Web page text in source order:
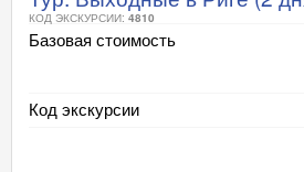
КОД ЭКСКУРСИИ: 4810
Базовая стоимость
Код экскурсии